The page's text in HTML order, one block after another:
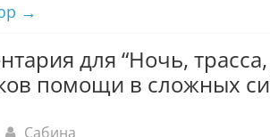
→
для “Ночь,
помощи в сложных
Сабина